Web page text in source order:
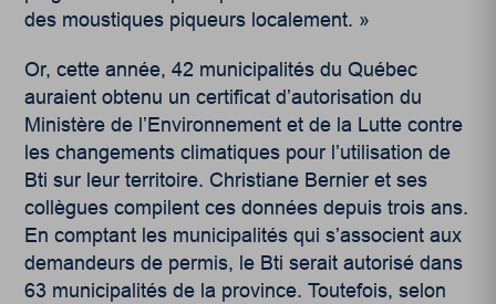
des moustiques piqueurs localement. »
Or, cette année, 42 municipalités du Québec
auraient obtenu un certificat d’autorisation du
Ministère de l’Environnement et de la Lutte contre
les changements climatiques pour l’utilisation de
Bti sur leur territoire. Christiane Bernier et ses
collègues compilent ces données depuis trois ans.
En comptant les municipalités qui s’associent aux
demandeurs de permis, le Bti serait autorisé dans
63 municipalités de la province. Toutefois, selon